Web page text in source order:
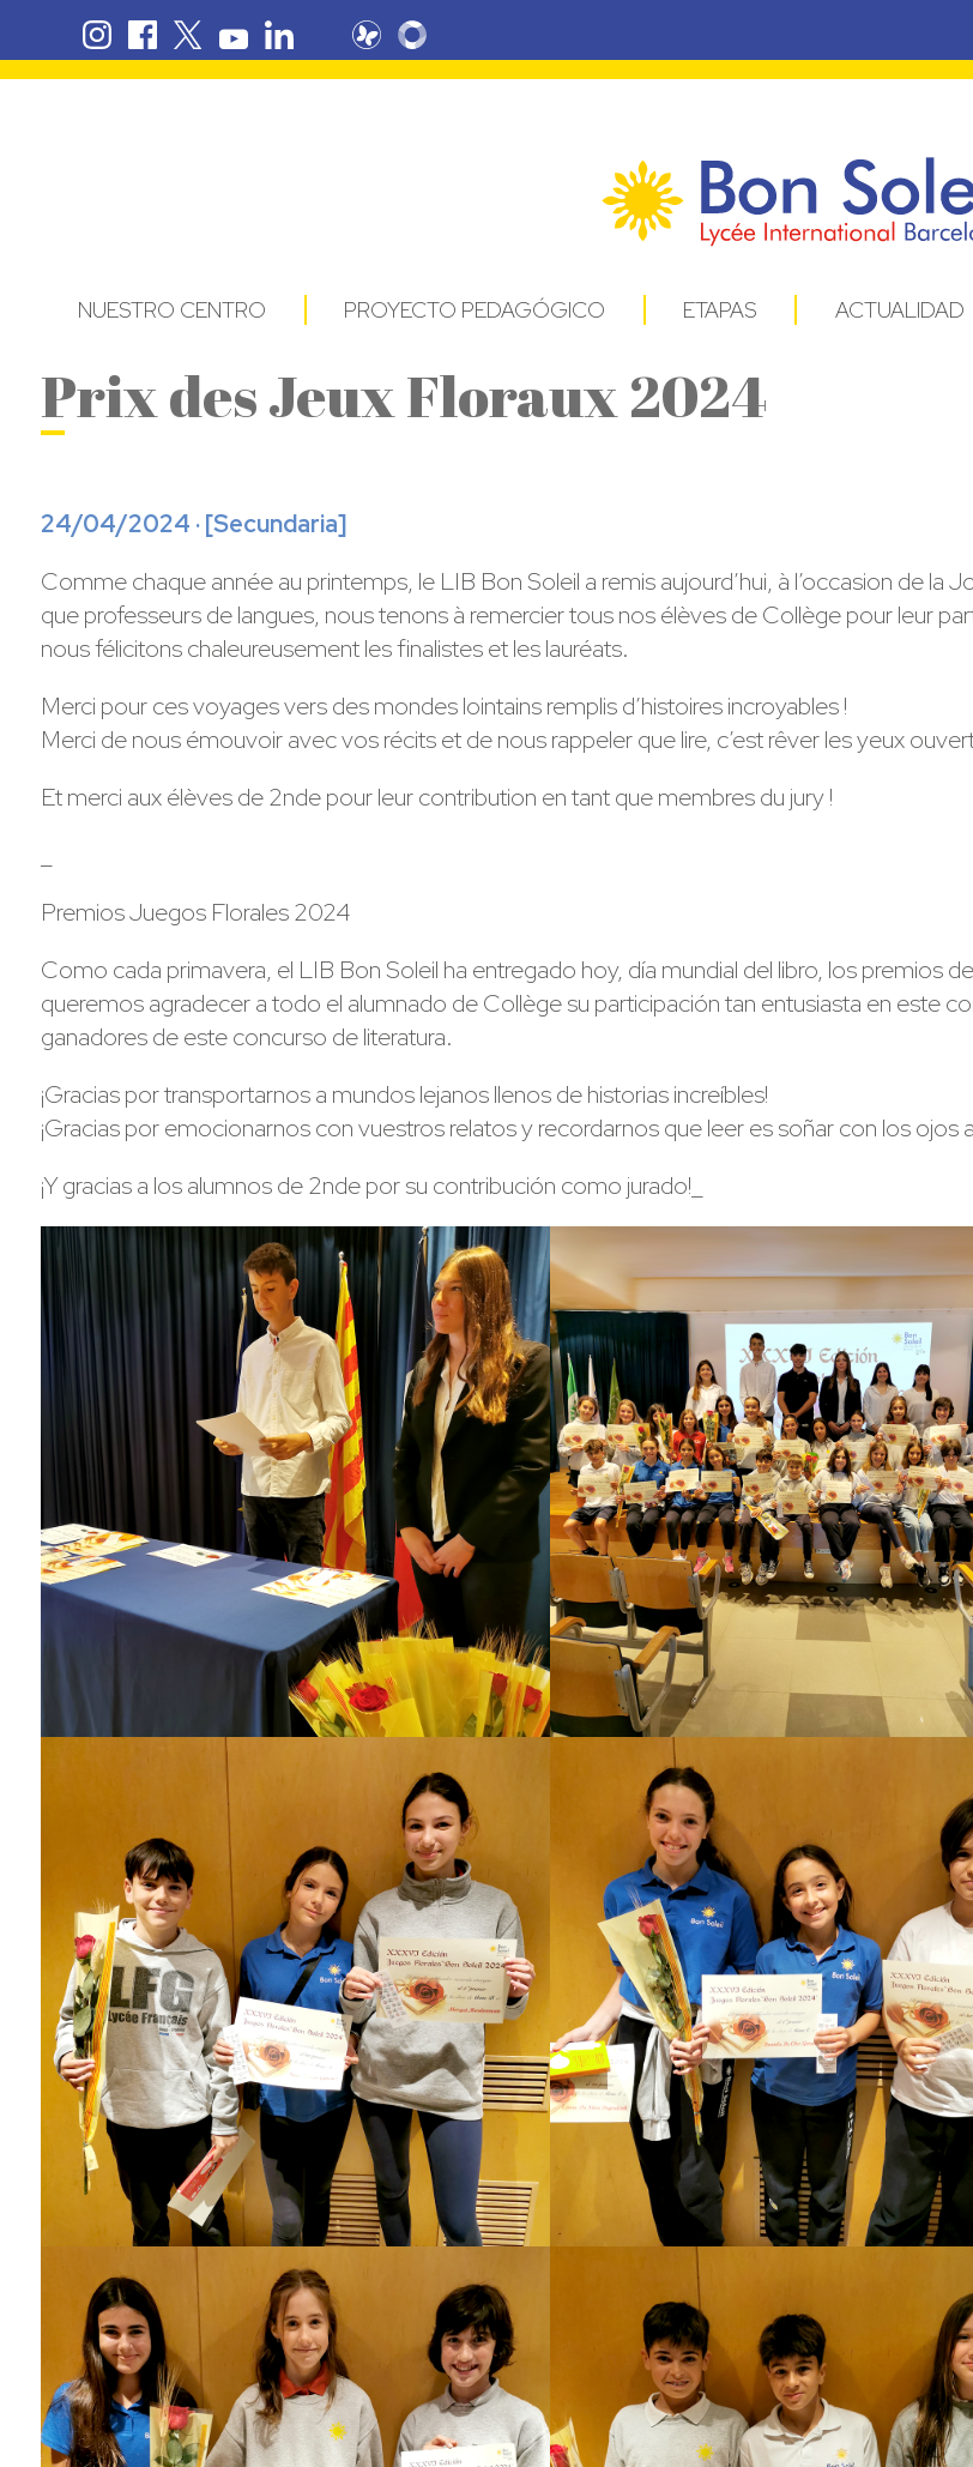
NUESTRO CENTRO PROYECTO PEDAGÓGICO ETAPAS ACTUALIDAD
Prix des Jeux Floraux 2024
24/04/2024 · [Secundaria]
Comme chaque année au printemps, le LIB Bon Soleil a remis aujourd’hui, à l’occasion de la
que professeurs de langues, nous tenons à remercier tous nos élèves de Collège pour leur
nous félicitons chaleureusement les finalistes et les lauréats.
Merci pour ces voyages vers des mondes lointains remplis d’histoires incroyables !
Merci de nous émouvoir avec vos récits et de nous rappeler que lire, c’est rêver les yeux
Et merci aux élèves de 2nde pour leur contribution en tant que membres du jury !
Premios Juegos Florales 2024
Como cada primavera, el LIB Bon Soleil ha entregado hoy, día mundial del libro, los premios
queremos agradecer a todo el alumnado de Collège su participación tan entusiasta en este
ganadores de este concurso de literatura.
¡Gracias por transportarnos a mundos lejanos llenos de historias increíbles!
¡Gracias por emocionarnos con vuestros relatos y recordarnos que leer es soñar con los ojos
¡Y gracias a los alumnos de 2nde por su contribución como jurado!_